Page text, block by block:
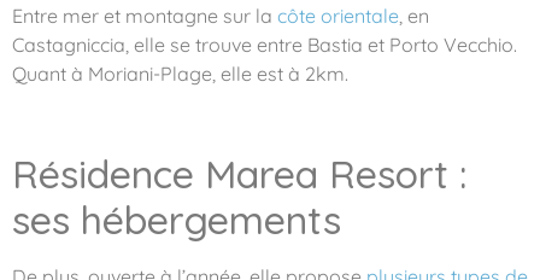
Entre mer et montagne sur la côte orientale , en
Castagniccia, elle se trouve entre Bastia et Porto Vecchio.
Quant à Moriani-Plage, elle est à 2km.
Résidence Marea Resort :
ses hébergements